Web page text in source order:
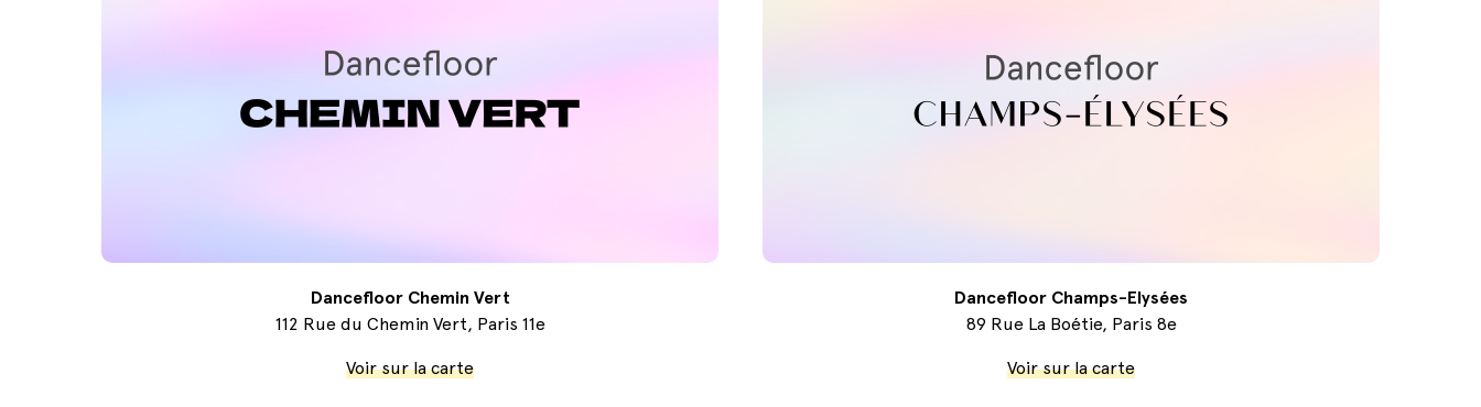
Dancefloor Chemin Vert
112 Rue du Chemin Vert, Paris 11e
Voir sur la carte
Dancefloor Champs-Elysées
89 Rue La Boétie, Paris 8e
Voir sur la carte